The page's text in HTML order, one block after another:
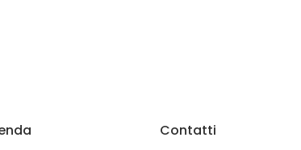
Contatti